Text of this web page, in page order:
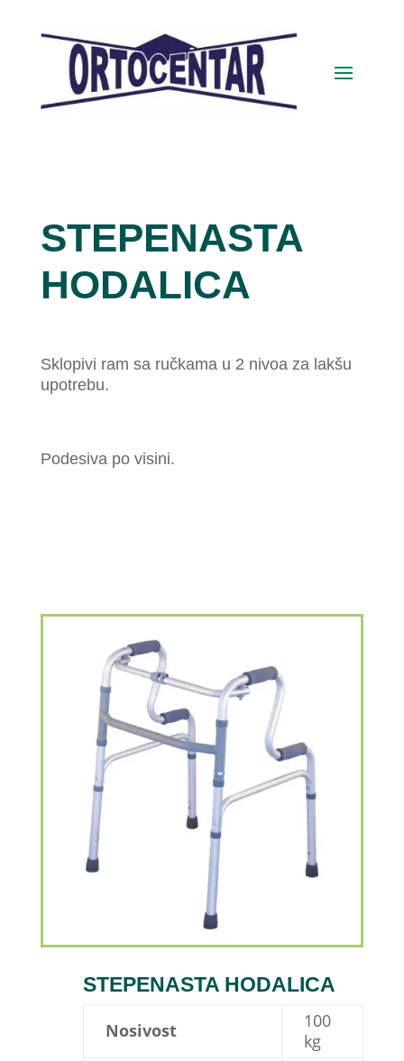
STEPENASTA
HODALICA
Sklopivi ram sa ručkama u 2 nivoa za lakšu
upotrebu.
Podesiva po visini.
STEPENASTA HODALICA
Nosivost
100
kg